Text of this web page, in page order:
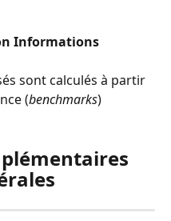
Informations
sont calculés à partir
(benchmarks)